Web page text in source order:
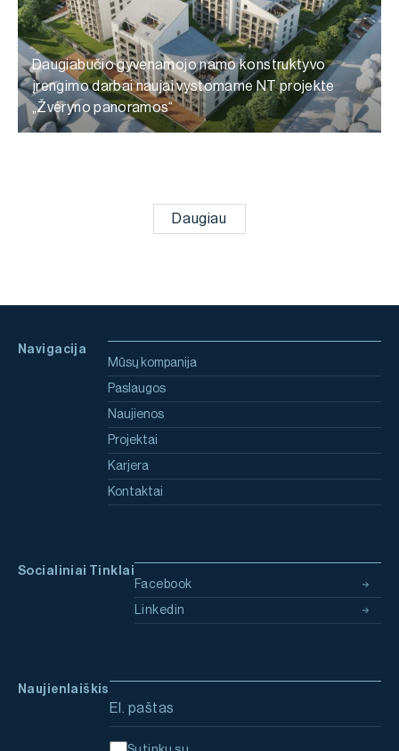
Daugiabučio gyvenamojo namo konstruktyvo
įrengimo darbai naujai vystomame NT projekte
„Žvėryno panoramos“
Daugiau
Navigacija
Mūsų kompanija
Paslaugos
Naujienos
Projektai
Karjera
Kontaktai
Socialiniai Tinklai
Facebook
Linkedin
Naujienlaiškis
Email address